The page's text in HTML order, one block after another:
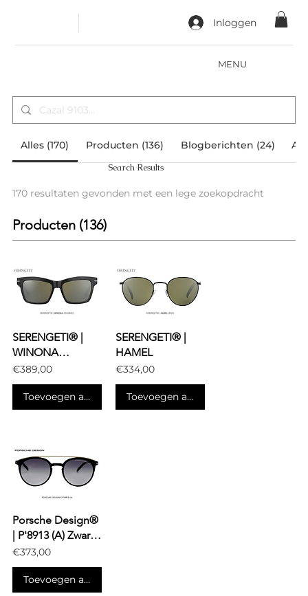
MENU
Inloggen
Alles (170) Producten (136) Blogberichten (24)
170 resultaten gevonden met een lege zoekopdracht
Producten (136)
SERENGETI® |
WINONA
(SS528001)
Glanzend zwart
€389,00
Toevoegen aan winkelwagen
SERENGETI® |
HAMEL
€334,00
Toevoegen aan winkelwagen
Porsche Design®
| P'8913 (A) Zwart-
goud
€373,00
Toevoegen aan winkelwagen
Search Results